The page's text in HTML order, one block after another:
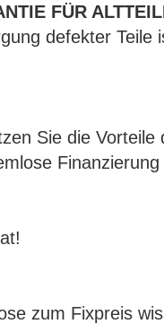
FÜR
defekter Teile
Sie die Vorteile
zum Fixpreis